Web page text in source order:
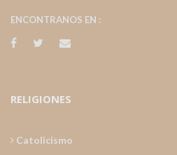
ENCONTRANOS EN :
RELIGIONES
Catolicismo